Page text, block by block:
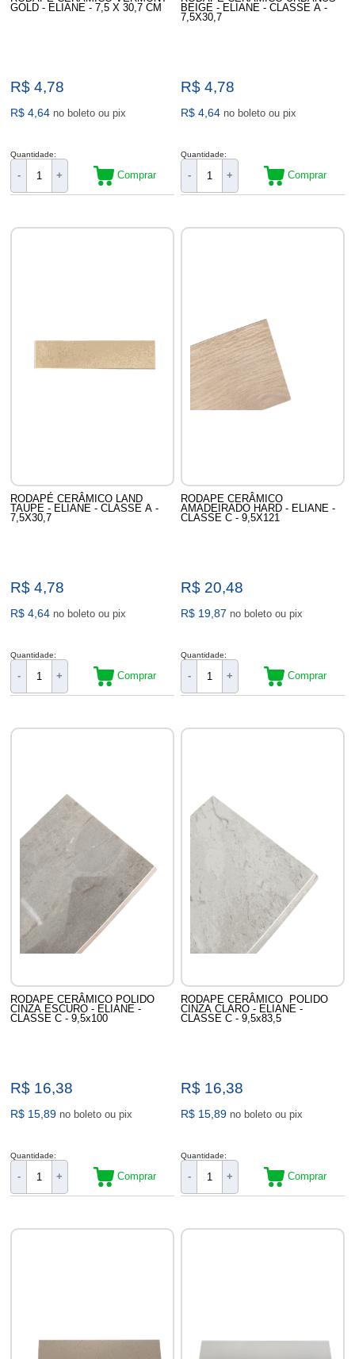
GOLD - ELIANE - 7,5 X 30,7 CM
R$ 4,78
R$ 4,64 no boleto ou pix
Quantidade:
- + Comprar
BEIGE - ELIANE - CLASSE A -
7,5X30,7
R$ 4,78
R$ 4,64 no boleto ou pix
Quantidade:
- + Comprar
RODAPÉ CERÂMICO LAND
TAUPE - ELIANE - CLASSE A -
7,5X30,7
R$ 4,78
R$ 4,64 no boleto ou pix
Quantidade:
- + Comprar
RODAPE CERÂMICO
AMADEIRADO HARD - ELIANE -
CLASSE C - 9,5X121
R$ 20,48
R$ 19,87 no boleto ou pix
Quantidade:
- + Comprar
RODAPE CERÂMICO POLIDO
CINZA ESCURO - ELIANE -
CLASSE C - 9,5x100
R$ 16,38
R$ 15,89 no boleto ou pix
Quantidade:
- + Comprar
RODAPE CERÂMICO POLIDO
CINZA CLARO - ELIANE -
CLASSE C - 9,5x83,5
R$ 16,38
R$ 15,89 no boleto ou pix
Quantidade:
- + Comprar